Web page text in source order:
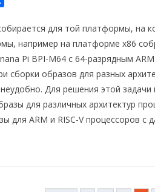
п
р
а
в
и
т
ь
для той платформы, на
например на платформе x86
Pi BPI-M64 с 64-разрядным
сборки образов для разных
Для решения этой
для различных архитектур
для ARM и RISC-V процессоров с